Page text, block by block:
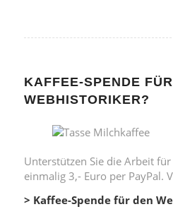
KAFFEE-SPENDE
WEBHISTORIKER?
Unterstützen Sie die Arbeit
einmalig 3,- Euro per PayPal.
> Kaffee-Spende für den